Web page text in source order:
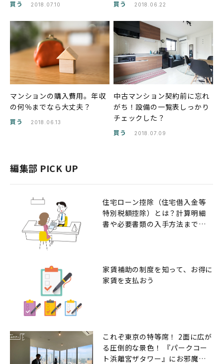
買う 2018.07.10 買う 2018.06.22
マンションの購入費用。年収
の何％までなら大丈夫？
買う 2018.06.13
中古マンション契約前に忘れ
がち！設備の一覧表しっかり
チェックした？
買う 2018.07.09
編集部 PICK UP
住宅ローン控除（住宅借入金等
特別税額控除）とは？計算明細
書や必要書類の入手方法までの
家賃補助の制度を知って、お得に
家賃を支払おう
これぞ東京の特等席！ 2面に広が
る圧倒的な景色！ 『パークコー
ト浜離宮ザタワー』にお邪魔し